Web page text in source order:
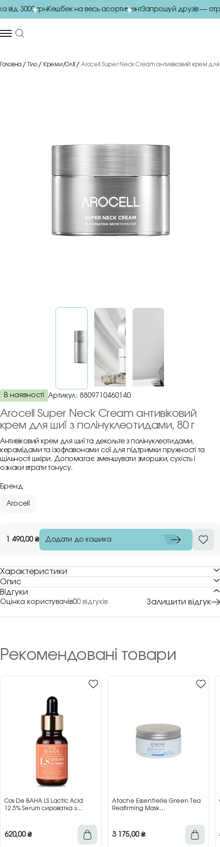
3000 грнКешбек на весь асортиментЗапрошуй друзів —
Головна Тіло Креми/Олії Arocell Super Neck Cream антивіковий крем для
В наявності Артикул: 8809710460140
Arocell Super Neck Cream антивіковий
крем для шиї з полінуклеотидами, 80 г
Антивіковий крем для шиї та декольте з полінуклеотидами,
керамідами та ізофлавонами сої для підтримки пружності та
щільності шкіри. Допомагає зменшувати зморшки, сухість і
ознаки втрати тонусу.
Бренд
Arocell
1 490,00₴ Додати до кошика
Характеристики
Опис
Відгуки
Оцінка користувачів00 відгуків Залишити відгук
Рекомендовані товари
Cos De BAHA LS Lactic Acid
12.5% Serum сироватка з
620,00₴
Atache Essentielle Green Tea
Reafirming Mask
3 175,00₴